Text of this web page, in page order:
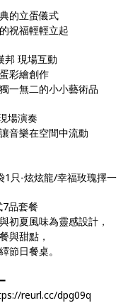
的立蛋儀式
祝福輕輕立起
邦 現場互動
彩繪創作
一無二的小小藝術品
場演奏
音樂在空間中流動
1只-炫炫龍/幸福玫瑰擇一
品套餐
初夏風味為靈感設計，
與甜點，
節日餐桌。
reurl.cc/dpg09q